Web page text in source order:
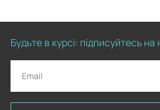
Будьте в курсі: підписуйтесь на